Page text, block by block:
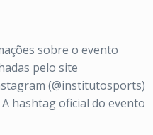
sobre o evento
pelo site
(@institutosports)
hashtag oficial do evento